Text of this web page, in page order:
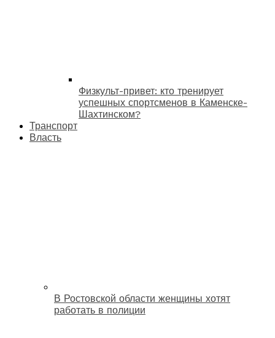
Физкульт-привет: кто тренирует
успешных спортсменов в Каменске-
Шахтинском?
Транспорт
Власть
В Ростовской области женщины хотят
работать в полиции